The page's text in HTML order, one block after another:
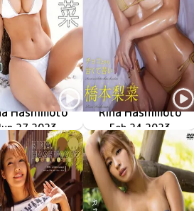
Hashimoto
ブラックダイヤモンドダスト
OME-505
27 2023
Rina Hashimoto
チョコより甘くて苦い
TSDS-42700
Feb 24 2023